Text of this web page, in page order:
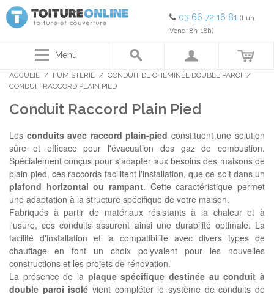
03 66 72 16 81 (Lun.
Vend. 8h-18h)
Menu
ACCUEIL / FUMISTERIE / CONDUIT DE CHEMINÉE DOUBLE PAROI /
CONDUIT RACCORD PLAIN PIED
Conduit Raccord Plain Pied
Les conduits avec raccord plain-pied constituent une solution
sûre et efficace pour l'évacuation des gaz de combustion.
Spécialement conçus pour s'adapter aux besoins des maisons de
plain-pied, ces raccords facilitent l'installation, que ce soit dans un
plafond horizontal ou rampant. Cette caractéristique permet
une adaptation à la structure spécifique de votre maison.
Fabriqués à partir de matériaux résistants à la chaleur et à
l'usure, ces conduits assurent ainsi une durabilité optimale. La
facilité d'installation et la compatibilité avec divers types de
chauffage en font un choix polyvalent pour les nouvelles
constructions et les projets de rénovation.
La présence de la plaque spécifique destinée au conduit à
double paroi isolé vient compléter le système de conduits de